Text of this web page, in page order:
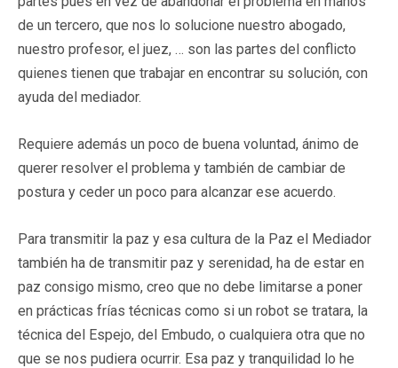
de un tercero, que nos lo solucione nuestro abogado,
nuestro profesor, el juez, … son las partes del conflicto
quienes tienen que trabajar en encontrar su solución, con
ayuda del mediador.
Requiere además un poco de buena voluntad, ánimo de
querer resolver el problema y también de cambiar de
postura y ceder un poco para alcanzar ese acuerdo.
Para transmitir la paz y esa cultura de la Paz el Mediador
también ha de transmitir paz y serenidad, ha de estar en
paz consigo mismo, creo que no debe limitarse a poner
en prácticas frías técnicas como si un robot se tratara, la
técnica del Espejo, del Embudo, o cualquiera otra que no
que se nos pudiera ocurrir. Esa paz y tranquilidad lo he